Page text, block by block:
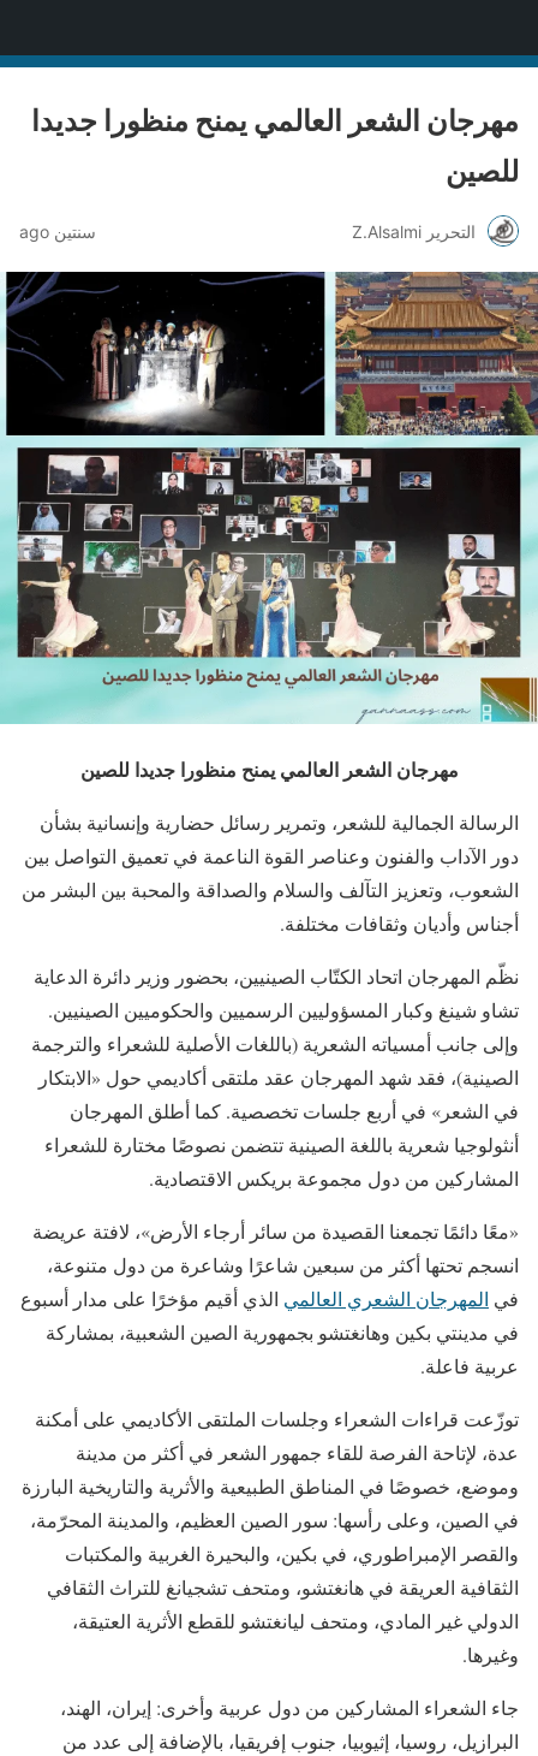
مهرجان الشعر العالمي يمنح منظورا جديدا
للصين
التحرير Z.Alsalmi سنتين ago
مهرجان الشعر العالمي يمنح منظورا جديدا للصين
الرسالة الجمالية للشعر، وتمرير رسائل حضارية وإنسانية بشأن
دور الآداب والفنون وعناصر القوة الناعمة في تعميق التواصل بين
الشعوب، وتعزيز التآلف والسلام والصداقة والمحبة بين البشر من
أجناس وأديان وثقافات مختلفة.
نظّم المهرجان اتحاد الكتّاب الصينيين، بحضور وزير دائرة الدعاية
تشاو شينغ وكبار المسؤوليين الرسميين والحكوميين الصينيين.
وإلى جانب أمسياته الشعرية (باللغات الأصلية للشعراء والترجمة
الصينية)، فقد شهد المهرجان عقد ملتقى أكاديمي حول «الابتكار
في الشعر» في أربع جلسات تخصصية. كما أطلق المهرجان
أنثولوجيا شعرية باللغة الصينية تتضمن نصوصًا مختارة للشعراء
المشاركين من دول مجموعة بريكس الاقتصادية.
«معًا دائمًا تجمعنا القصيدة من سائر أرجاء الأرض»، لافتة عريضة
انسجم تحتها أكثر من سبعين شاعرًا وشاعرة من دول متنوعة،
في المهرجان الشعري العالمي الذي أقيم مؤخرًا على مدار أسبوع
في مدينتي بكين وهانغتشو بجمهورية الصين الشعبية، بمشاركة
عربية فاعلة.
توزّعت قراءات الشعراء وجلسات الملتقى الأكاديمي على أمكنة
عدة، لإتاحة الفرصة للقاء جمهور الشعر في أكثر من مدينة
وموضع، خصوصًا في المناطق الطبيعية والأثرية والتاريخية البارزة
في الصين، وعلى رأسها: سور الصين العظيم، والمدينة المحرّمة،
والقصر الإمبراطوري، في بكين، والبحيرة الغربية والمكتبات
الثقافية العريقة في هانغتشو، ومتحف تشجيانغ للتراث الثقافي
الدولي غير المادي، ومتحف ليانغتشو للقطع الأثرية العتيقة،
وغيرها.
جاء الشعراء المشاركين من دول عربية وأخرى: إيران، الهند،
البرازيل، روسيا، إثيوبيا، جنوب إفريقيا، بالإضافة إلى عدد من